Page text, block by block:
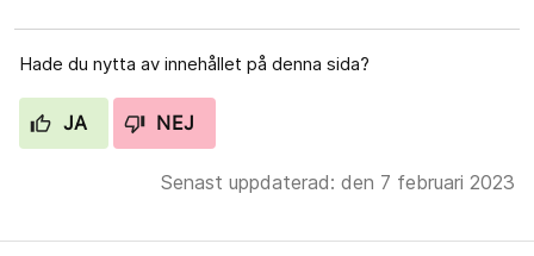
Hade du nytta av innehållet på denna sida?
JA NEJ
Senast uppdaterad: den 7 februari 2023